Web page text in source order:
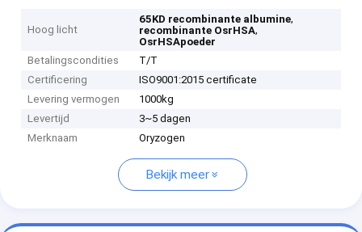
Hoog licht
65KD recombinante albumine,
recombinante OsrHSA,
OsrHSApoeder
Betalingscondities
T/T
Certificering
ISO9001:2015 certificate
Levering vermogen
1000kg
Levertijd
3~5 dagen
Merknaam
Oryzogen
Bekijk meer